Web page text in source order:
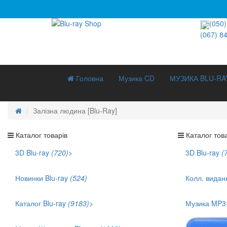
(067)
Головна Музика CD МУЗИКА BLU-
Залізна людина [Blu-Ray]
Каталог товарів
3D Blu-ray (720)>
Новинки Blu-ray (524)
Каталог Blu-ray (9183)>
Каталог
3D Blu-ray
Колл.
Музика MP3